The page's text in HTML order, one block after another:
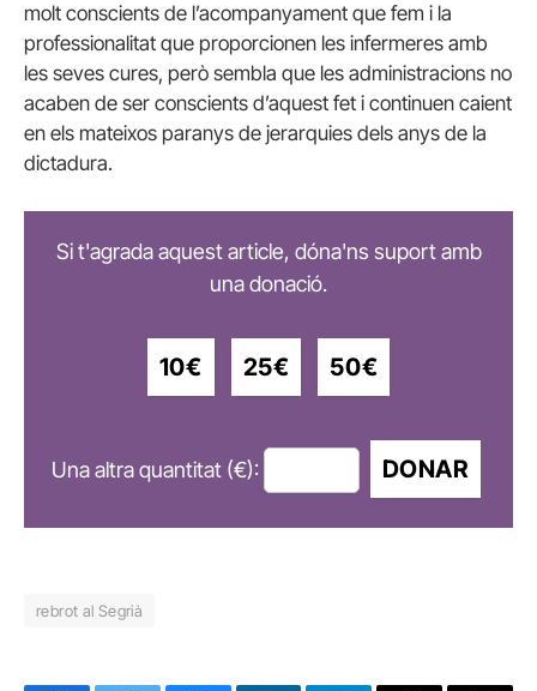
molt conscients de l’acompanyament que fem i la
professionalitat que proporcionen les infermeres amb
les seves cures, però sembla que les administracions no
acaben de ser conscients d’aquest fet i continuen caient
en els mateixos paranys de jerarquies dels anys de la
dictadura.
Si t'agrada aquest article, dóna'ns suport amb
una donació.
10€ 25€ 50€
Una altra quantitat (€): DONAR
rebrot al Segrià